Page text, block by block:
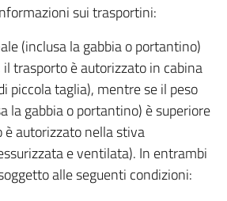
sui trasportini:
(inclusa la gabbia o portantino)
il trasporto è autorizzato in cabina
piccola taglia), mentre se il peso
la gabbia o portantino) è superiore
autorizzato nella stiva
e ventilata). In entrambi
alle seguenti condizioni: